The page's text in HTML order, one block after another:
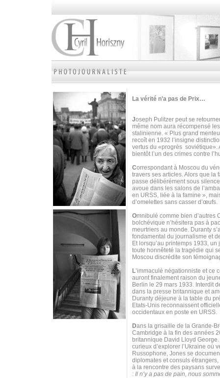
La vérité n’a pas de Prix…
Joseph Pulitzer peut se
même nom aura récompensé
stalinienne. « Plus grand
recoît en 1932 l’insigne
vertus du «progrès soviétique».
bientôt l’un des crimes contre
Correspondant à Moscou du
travers ses articles. Alors que la
passe délibérément sous
avoue dans les salons de
en URSS, liée à la famine »,
d’omelettes sans casser d’œufs.
Omnibulé comme bien d’autres
bolchévique n’hésitera pas à
meurtriers au monde. Duranty
fondamental du journalisme et
Et lorsqu’au printemps 1933,
toute honnêteté la tragédie qui
Moscou discrédite son
L’immaculé négationniste et ce
auront finalement raison du
Berlin le 29 mars 1933. Interdit
dans la presse britannique et
Duranty déjeune à la table du
Etats-Unis reconnaissent
occidentaux en poste en URSS.
Dans la grisaille de la Grande-
Cambridge à la fin des années
britannique David Lloyd
curieux d’explorer l’Ukraine où
Russophone, Jones se
diplomates et consuls
à la rencontre des paysans
: Il n’y a pas de pain, nous